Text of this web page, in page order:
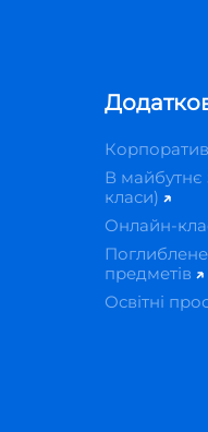
В майбутнє
класи)
Онлайн-
предметів
Освітні